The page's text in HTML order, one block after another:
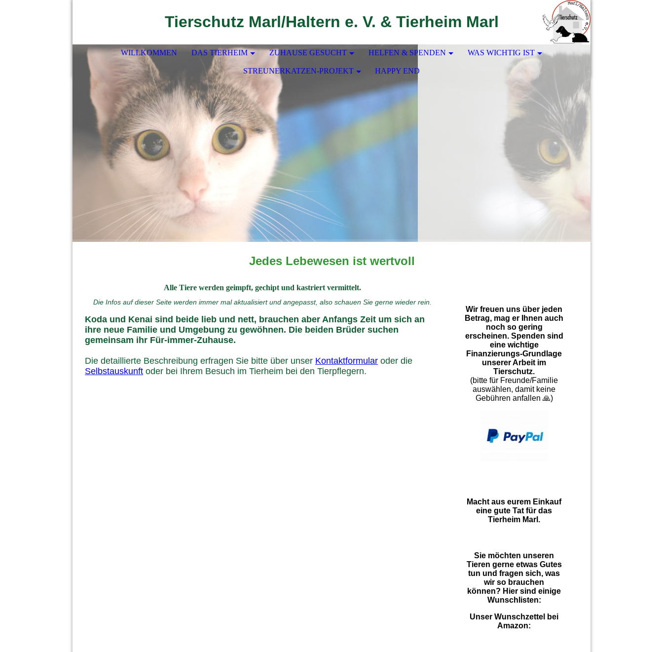
Tierschutz Marl/Haltern e. V. & Tierheim Marl
WILLKOMMEN DAS TIERHEIM ZUHAUSE GESUCHT HELFEN & SPENDEN WAS WICHTIG IST
STREUNERKATZEN-PROJEKT HAPPY END
Jedes Lebewesen ist wertvoll
Alle Tiere werden geimpft, gechipt und kastriert vermittelt.
Die Infos auf dieser Seite werden immer mal aktualisiert und angepasst, also schauen Sie gerne wieder rein.
Koda und Kenai sind beide lieb und nett, brauchen aber Anfangs Zeit um sich an
ihre neue Familie und Umgebung zu gewöhnen. Die beiden Brüder suchen
gemeinsam ihr Für-immer-Zuhause.
Die detaillierte Beschreibung erfragen Sie bitte über unser Kontaktformular oder die
Selbstauskunft oder bei Ihrem Besuch im Tierheim bei den Tierpflegern.
Wir freuen uns über jeden
Betrag, mag er Ihnen auch
noch so gering
erscheinen. Spenden sind
eine wichtige
Finanzierungs-Grundlage
unserer Arbeit im
Tierschutz.
(bitte für Freunde/Familie
auswählen, damit keine
Gebühren anfallen 🙏)
Macht aus eurem Einkauf
eine gute Tat für das
Tierheim Marl.
Sie möchten unseren
Tieren gerne etwas Gutes
tun und fragen sich, was
wir so brauchen
können? Hier sind einige
Wunschlisten:
Unser Wunschzettel bei
Amazon: